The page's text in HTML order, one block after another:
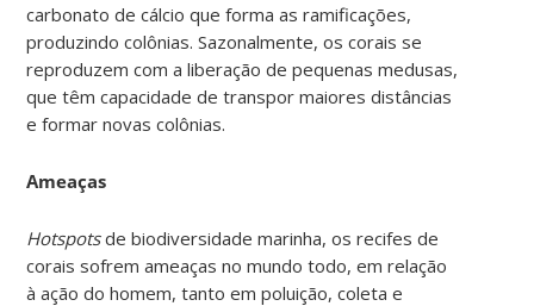
carbonato de cálcio que forma as ramificações,
produzindo colônias. Sazonalmente, os corais se
reproduzem com a liberação de pequenas medusas,
que têm capacidade de transpor maiores distâncias
e formar novas colônias.
Ameaças
Hotspotsde biodiversidade marinha, os recifes de
corais sofrem ameaças no mundo todo, em relação
à ação do homem, tanto em poluição, coleta e